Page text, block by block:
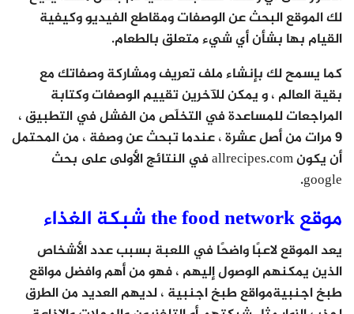
لك الموقع البحث عن الوصفات ومقاطع الفيديو وكيفية
القيام بها بشأن أي شيء متعلق بالطعام.
كما يسمح لك بإنشاء ملف تعريف ومشاركة وصفاتك مع
بقية العالم ، و يمكن للآخرين تقييم الوصفات وكتابة
المراجعات للمساعدة في التخلّص من الفشل في التطبيق ،
9 مرات من أصل عشرة ، عندما تبحث عن وصفة ، من المحتمل
أن يكون allrecipes.com في النتائج الأولى على بحث
google.
موقع the food network شبكة الغذاء
يعد الموقع لاعبًا واضحًا في اللعبة بسبب عدد الأشخاص
الذين يمكنهم الوصول إليهم ، فهو من أهم وافضل مواقع
طبخ اجنبيةمواقع طبخ اجنبية ، لديهم العديد من الطرق